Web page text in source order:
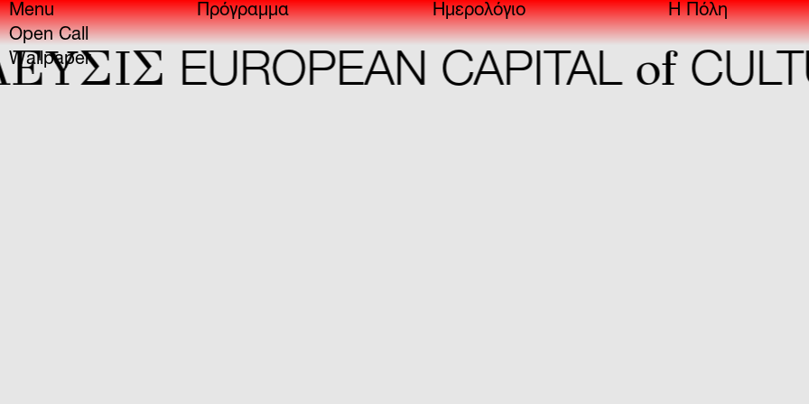
Menu Πρόγραμμα Ημερολόγιο
Η Πόλη
Open Call
Wallpaper
EUROPEAN CAPITALof